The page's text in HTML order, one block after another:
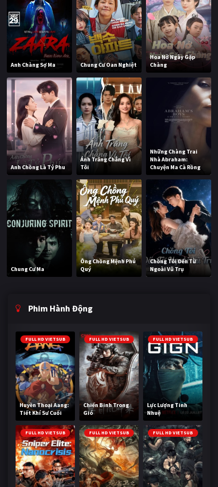
Anh Chàng Sợ Ma Chung Cư Oan Nghiệt
Hoa Nở Ngày Gặp
Chàng
Anh Chồng Là Tỷ Phu
Ánh Trăng Chẳng Vì
Tôi
Những Chàng Trai
Nhà Abraham:
Chuyện Ma Cà Rồng
Chung Cư Ma
Ông Chồng Mệnh Phú
Quý
Chồng Tôi Đến Từ
Ngoài Vũ Trụ
Phim Hành Động
FULL HD VIETSUB
Huyền Thoại Aang:
Tiết Khí Sư Cuối
Cùng
FULL HD VIETSUB
Chiến Binh Trong
Gió
FULL HD VIETSUB
Lực Lượng Tinh
Nhuệ
FULL HD VIETSUB FULL HD VIETSUB FULL HD VIETSUB